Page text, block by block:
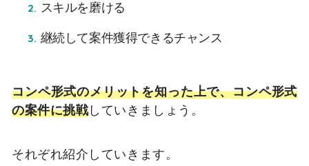
スキルを磨ける
継続して案件獲得できるチャンス
コンペ形式のメリットを知った上で、コンペ形式
の案件に挑戦していきましょう。
それぞれ紹介していきます。